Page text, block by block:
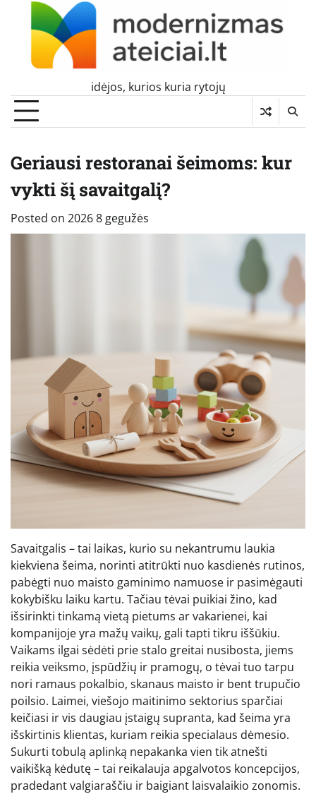
content
idėjos, kurios kuria rytojų
Geriausi restoranai šeimoms: kur
vykti šį savaitgalį?
Posted on 2026 8 gegužės
Savaitgalis – tai laikas, kurio su nekantrumu laukia
kiekviena šeima, norinti atitrūkti nuo kasdienės rutinos,
pabėgti nuo maisto gaminimo namuose ir pasimėgauti
kokybišku laiku kartu. Tačiau tėvai puikiai žino, kad
išsirinkti tinkamą vietą pietums ar vakarienei, kai
kompanijoje yra mažų vaikų, gali tapti tikru iššūkiu.
Vaikams ilgai sėdėti prie stalo greitai nusibosta, jiems
reikia veiksmo, įspūdžių ir pramogų, o tėvai tuo tarpu
nori ramaus pokalbio, skanaus maisto ir bent trupučio
poilsio. Laimei, viešojo maitinimo sektorius sparčiai
keičiasi ir vis daugiau įstaigų supranta, kad šeima yra
išskirtinis klientas, kuriam reikia specialaus dėmesio.
Sukurti tobulą aplinką nepakanka vien tik atnešti
vaikišką kėdutę – tai reikalauja apgalvotos koncepcijos,
pradedant valgiaraščiu ir baigiant laisvalaikio zonomis.